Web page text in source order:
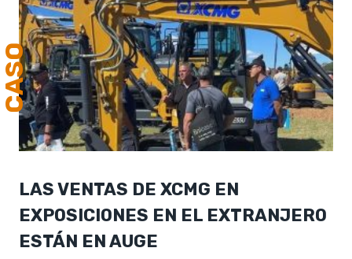
CASO
LAS VENTAS DE XCMG EN
EXPOSICIONES EN EL EXTRANJERO
ESTÁN EN AUGE